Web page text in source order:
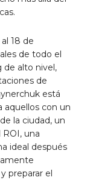
18 de
de todo el
de alto nivel,
de
está
aquellos con un
la ciudad, un
una
ideal después
preparar el